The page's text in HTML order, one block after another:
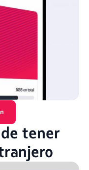
tener